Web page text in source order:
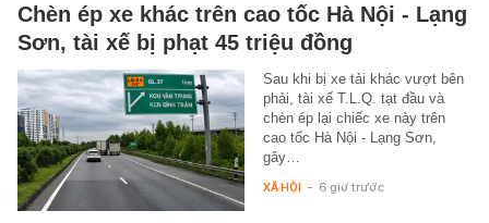
Chèn ép xe khác trên cao tốc Hà Nội - Lạng
Sơn, tài xế bị phạt 45 triệu đồng
Sau khi bị xe tải khác vượt bên
phải, tài xế T.L.Q. tạt đầu và
chèn ép lại chiếc xe này trên
cao tốc Hà Nội - Lạng Sơn,
gây…
XÃ HỘI - 6 giờ trước